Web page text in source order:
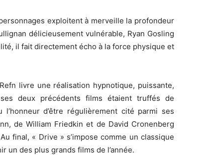
exploitent à merveille la profondeur
délicieusement vulnérable, Ryan Gosling
il fait directement écho à la force physique et
livre une réalisation hypnotique, puissante,
deux précédents films étaient truffés de
d’être régulièrement cité parmi ses
de William Friedkin et de David Cronenberg
final, « Drive » s’impose comme un classique
un des plus grands films de l’année.